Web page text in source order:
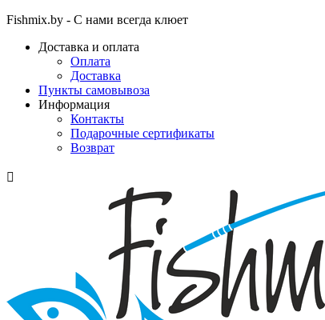
Fishmix.by - С нами всегда клюет
Доставка и оплата
Оплата
Доставка
Пункты самовывоза
Информация
Контакты
Подарочные сертификаты
Возврат
